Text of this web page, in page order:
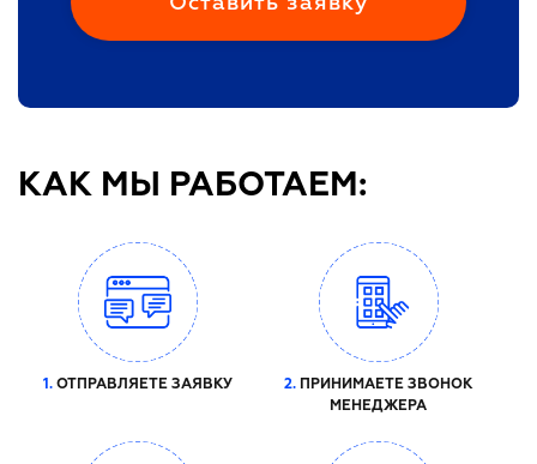
КАК МЫ РАБОТАЕМ:
1. ОТПРАВЛЯЕТЕ ЗАЯВКУ 2. ПРИНИМАЕТЕ ЗВОНОК
МЕНЕДЖЕРА